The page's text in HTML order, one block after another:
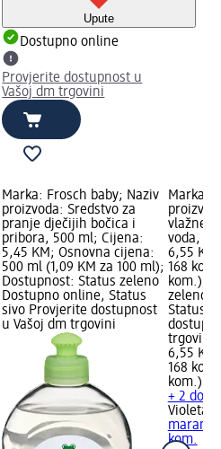
Upute
Dostupno online
Provjerite dostupnost u
Vašoj dm trgovini
Marka: Frosch baby; Naziv
proizvoda: Sredstvo za
pranje dječijih bočica i
pribora, 500 ml; Cijena:
5,45 KM; Osnovna cijena:
500 ml (1,09 KM za 100 ml);
Dostupnost: Status zeleno
Dostupno online, Status
sivo Provjerite dostupnost
u Vašoj dm trgovini
Marka:
vlažne
voda,
6,55
168
kom.);
zeleno
Status
trgovini
6,55 KM
168
kom.)
+ 2
Violeta
kom.